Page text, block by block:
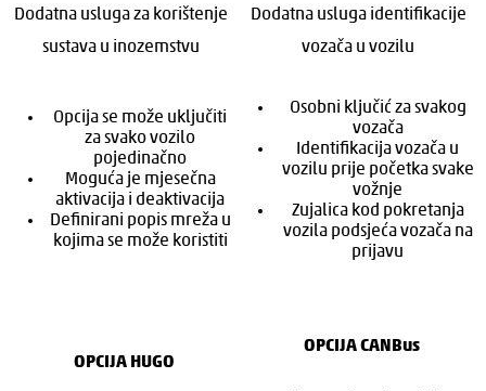
Dodatna usluga za korištenje
sustava u inozemstvu
Dodatna usluga identifikacije
vozača u vozilu
Opcija se može uključiti
za svako vozilo
pojedinačno
Moguća je mjesečna
aktivacija i deaktivacija
Definirani popis mreža u
kojima se može koristiti
Osobni ključić za svakog
vozača
Identifikacija vozača u
vozilu prije početka svake
vožnje
Zujalica kod pokretanja
vozila podsjeća vozača na
prijavu
OPCIJA HUGO
OPCIJA CANBus